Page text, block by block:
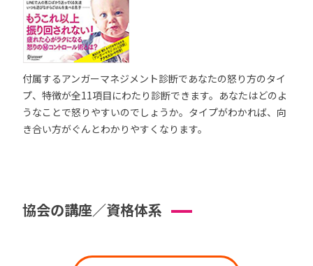
付属するアンガーマネジメント診断であなたの怒り方のタイ
プ、特徴が全11項目にわたり診断できます。あなたはどのよ
うなことで怒りやすいのでしょうか。タイプがわかれば、向
き合い方がぐんとわかりやすくなります。
協会の講座／資格体系